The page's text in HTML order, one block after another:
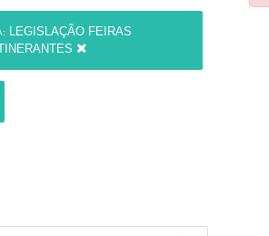
LEGISLAÇÃO FEIRAS